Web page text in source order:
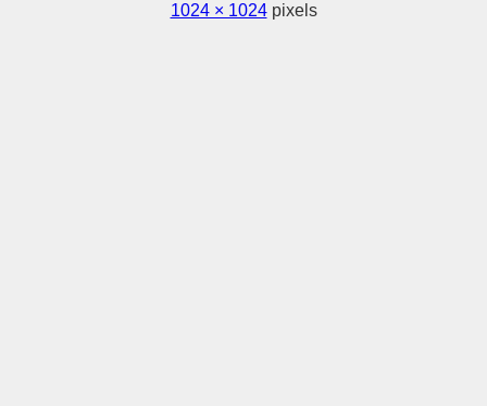
1024 × 1024pixels